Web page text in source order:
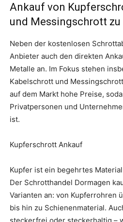
Ankauf von
und Messingschrott
Neben der kostenlosen
Anbieter auch den direkten
Metalle an. Im Fokus stehen
Kabelschrott und
auf dem Markt hohe Preise,
Privatpersonen und
ist.
Kupferschrott Ankauf
Kupfer ist ein begehrtes
Der Schrotthandel Dormagen
Varianten an: von Kupferrohren
bis hin zu Schienenmaterial.
steckerfrei oder steckerhaltig –